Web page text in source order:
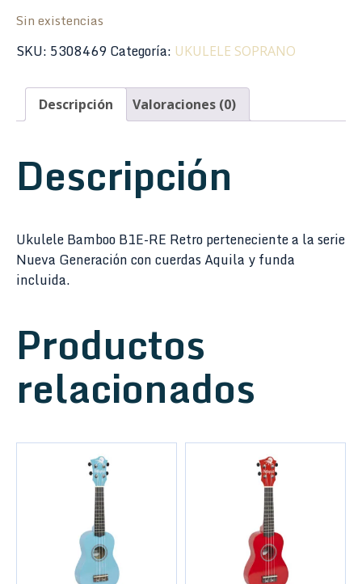
Sin existencias
SKU: 5308469Categoría: UKULELE SOPRANO
Descripción Valoraciones (0)
Descripción
Ukulele Bamboo B1E-RE Retro perteneciente a la serie
Nueva Generación con cuerdas Aquila y funda
incluida.
Productos
relacionados